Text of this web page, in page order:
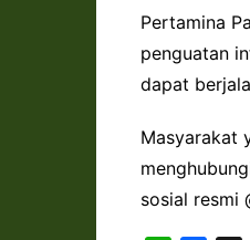
Pertamina
penguatan
dapat
Masyarakat
sosial resmi